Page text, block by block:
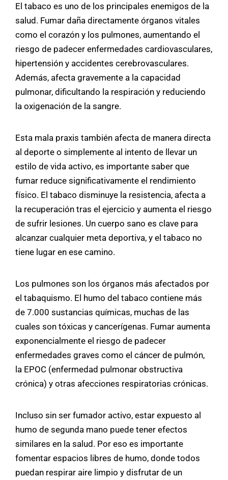
El tabaco es uno de los principales enemigos de la
salud. Fumar daña directamente órganos vitales
como el corazón y los pulmones, aumentando el
riesgo de padecer enfermedades cardiovasculares,
hipertensión y accidentes cerebrovasculares.
Además, afecta gravemente a la capacidad
pulmonar, dificultando la respiración y reduciendo
la oxigenación de la sangre.
Esta mala praxis también afecta de manera directa
al deporte o simplemente al intento de llevar un
estilo de vida activo, es importante saber que
fumar reduce significativamente el rendimiento
físico. El tabaco disminuye la resistencia, afecta a
la recuperación tras el ejercicio y aumenta el riesgo
de sufrir lesiones. Un cuerpo sano es clave para
alcanzar cualquier meta deportiva, y el tabaco no
tiene lugar en ese camino.
Los pulmones son los órganos más afectados por
el tabaquismo. El humo del tabaco contiene más
de 7.000 sustancias químicas, muchas de las
cuales son tóxicas y cancerígenas. Fumar aumenta
exponencialmente el riesgo de padecer
enfermedades graves como el cáncer de pulmón,
la EPOC (enfermedad pulmonar obstructiva
crónica) y otras afecciones respiratorias crónicas.
Incluso sin ser fumador activo, estar expuesto al
humo de segunda mano puede tener efectos
similares en la salud. Por eso es importante
fomentar espacios libres de humo, donde todos
puedan respirar aire limpio y disfrutar de un